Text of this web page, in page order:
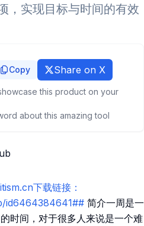
，实现目标与时间的有效
Copy Share on X
this product on your
about this amazing tool
下载链接：
id6464384641## 简介一周是一
时间，对于很多人来说是一个难